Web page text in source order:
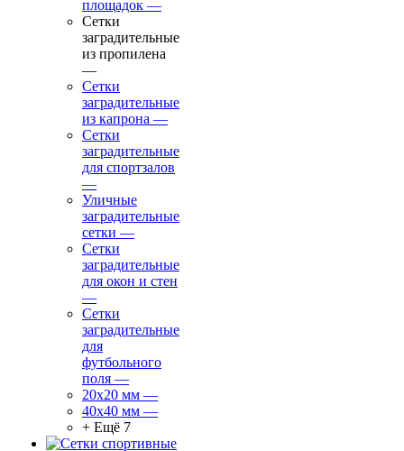
площадок —
Сетки
заградительные
из пропилена
—
Сетки
заградительные
из капрона —
Сетки
заградительные
для спортзалов
—
Уличные
заградительные
сетки —
Сетки
заградительные
для окон и стен
—
Сетки
заградительные
для
футбольного
поля —
20х20 мм —
40х40 мм —
+ Ещё 7